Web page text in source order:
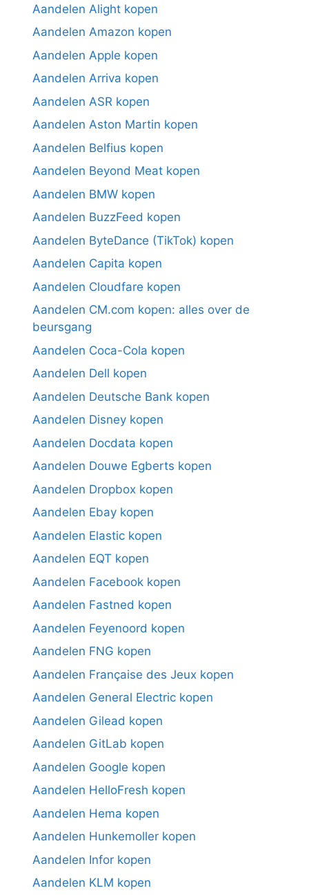
Aandelen Alight kopen
Aandelen Amazon kopen
Aandelen Apple kopen
Aandelen Arriva kopen
Aandelen ASR kopen
Aandelen Aston Martin kopen
Aandelen Belfius kopen
Aandelen Beyond Meat kopen
Aandelen BMW kopen
Aandelen BuzzFeed kopen
Aandelen ByteDance (TikTok) kopen
Aandelen Capita kopen
Aandelen Cloudfare kopen
Aandelen CM.com kopen: alles over de
beursgang
Aandelen Coca-Cola kopen
Aandelen Dell kopen
Aandelen Deutsche Bank kopen
Aandelen Disney kopen
Aandelen Docdata kopen
Aandelen Douwe Egberts kopen
Aandelen Dropbox kopen
Aandelen Ebay kopen
Aandelen Elastic kopen
Aandelen EQT kopen
Aandelen Facebook kopen
Aandelen Fastned kopen
Aandelen Feyenoord kopen
Aandelen FNG kopen
Aandelen Française des Jeux kopen
Aandelen General Electric kopen
Aandelen Gilead kopen
Aandelen GitLab kopen
Aandelen Google kopen
Aandelen HelloFresh kopen
Aandelen Hema kopen
Aandelen Hunkemoller kopen
Aandelen Infor kopen
Aandelen KLM kopen